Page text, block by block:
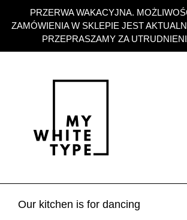
PRZERWA WAKACYJNA.
ZAMÓWIENIA W SKLEPIE JEST
PRZEPRASZAMY ZA
zawartości
Our kitchen is for dancing